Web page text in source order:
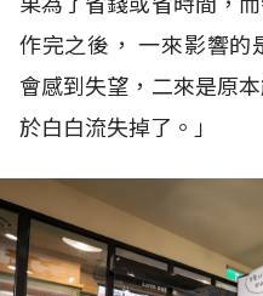
作完之後， 一來影響的
會感到失望，二來是原
於白白流失掉了。」